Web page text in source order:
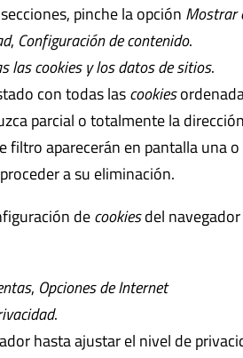
pinche la opción Mostrar
, Configuración de contenido.
lascookiesy los datos de sitios.
con todas lascookies
parcial o totalmente la
filtro aparecerán en pantalla una
a su eliminación.
decookiesdel navegador
, Opciones de Internet
.
hasta ajustar el nivel de